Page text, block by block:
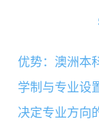
学
优势：澳洲本
学制与专业设
决定专业方向